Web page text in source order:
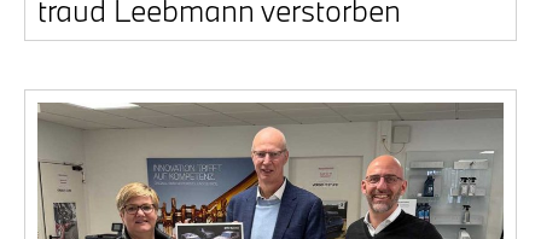
traud Leeb­mann ver­stor­ben